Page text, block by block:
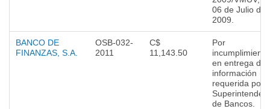
06 de Julio de
2009.
BANCO DE
FINANZAS, S.A.
OSB-032-
2011
C$
11,143.50
Por
incumplimiento
en entrega de
información
requerida por
de Bancos.